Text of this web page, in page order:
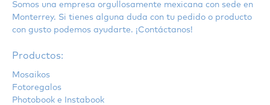
Somos una empresa orgullosamente mexicana con sede en
Monterrey. Si tienes alguna duda con tu pedido o producto
con gusto podemos ayudarte. ¡Contáctanos!
Productos:
Mosaikos
Fotoregalos
Photobook e Instabook